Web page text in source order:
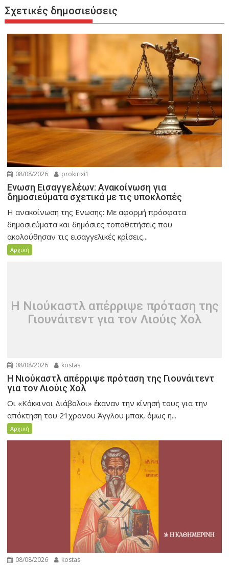
Σχετικές δημοσιεύσεις
08/08/2026 prokirixi1
Ενωση Εισαγγελέων: Ανακοίνωση για
δημοσιεύματα σχετικά με τις υποκλοπές
Η ανακοίνωση της Ενωσης: Με αφορμή πρόσφατα
δημοσιεύματα και δημόσιες τοποθετήσεις που
ακολούθησαν τις εισαγγελικές κρίσεις...
Αρχική
Η Νιούκαστλ απέρριψε πρόταση της
Γιουνάιτεντ για τον Λιούις Χολ
08/08/2026 kostas
Η Νιούκαστλ απέρριψε πρόταση της Γιουνάιτεντ
για τον Λιούις Χολ
Οι «Κόκκινοι Διάβολοι» έκαναν την κίνησή τους για την
απόκτηση του 21χρονου Άγγλου μπακ, όμως η...
Αρχική
08/08/2026 kostas